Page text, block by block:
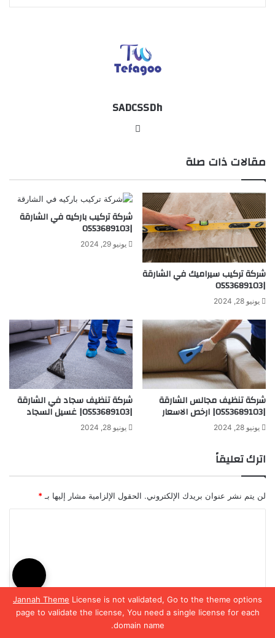
Jannah Theme License is not validated, Go to the theme options
page to validate the license, You need a single license for each
domain name.
SADCSSDh
مقالات ذات صلة
شركة تركيب سيراميك في الشارقة
|0553689103
يونيو 28, 2024
شركة تركيب باركيه في الشارقة
|0553689103
يونيو 29, 2024
شركة تنظيف مجالس الشارقة
|0553689103| ارخص الاسعار
يونيو 28, 2024
شركة تنظيف سجاد في الشارقة
|0553689103| غسيل السجاد
يونيو 28, 2024
اترك تعليقاً
لن يتم نشر عنوان بريدك الإلكتروني. الحقول الإلزامية مشار إليها بـ *